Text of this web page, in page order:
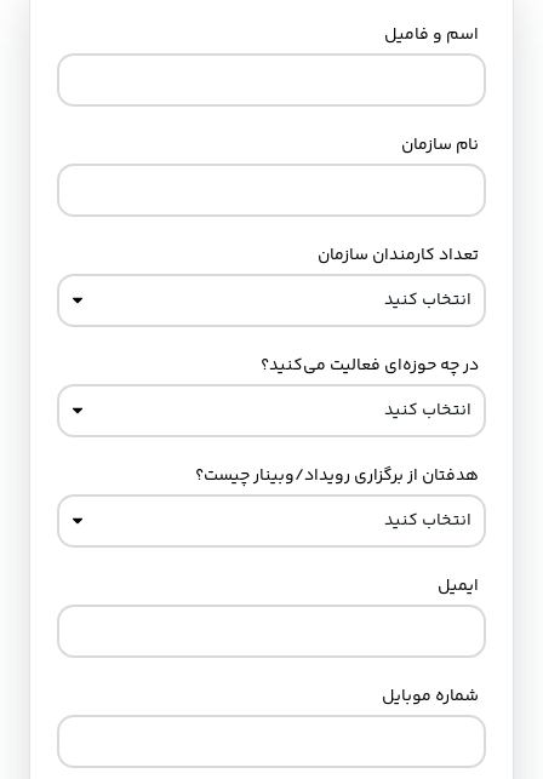
اسم و فامیل
نام سازمان
تعداد کارمندان سازمان
در چه حوزه‌ای فعالیت می‌کنید؟
هدفتان از برگزاری رویداد/وبینار چیست؟
ایمیل
شماره موبایل